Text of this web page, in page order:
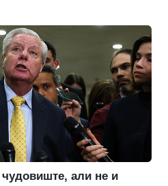
чудовиште, али не и